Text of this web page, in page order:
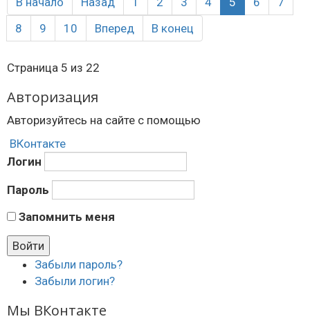
8
9 10 Вперед В конец
Страница 5 из 22
Авторизация
Авторизуйтесь на сайте с помощью
ВКонтакте
Логин
Пароль
Запомнить меня
Забыли пароль?
Забыли логин?
Мы ВКонтакте